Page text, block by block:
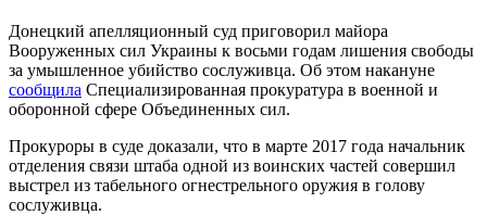
Донецкий апелляционный суд приговорил майора
Вооруженных сил Украины к восьми годам лишения свободы
за умышленное убийство сослуживца. Об этом накануне
сообщила Специализированная прокуратура в военной и
оборонной сфере Объединенных сил.
Прокуроры в суде доказали, что в марте 2017 года начальник
отделения связи штаба одной из воинских частей совершил
выстрел из табельного огнестрельного оружия в голову
сослуживца.